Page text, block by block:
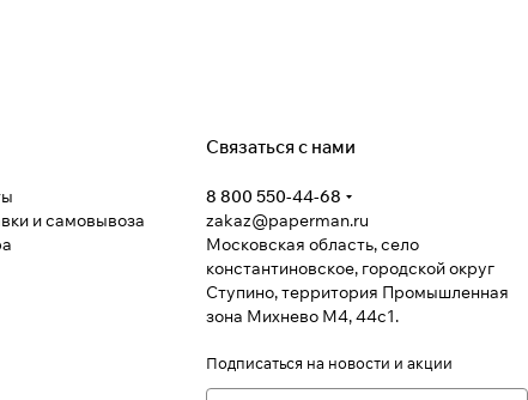
и самовывоза
Связаться с нами
8 800 550-44-68
zakaz@paperman.ru
Московская область, село
константиновское, городской округ
Ступино, территория Промышленная
зона Михнево М4, 44с1.
Подписаться на новости и акции